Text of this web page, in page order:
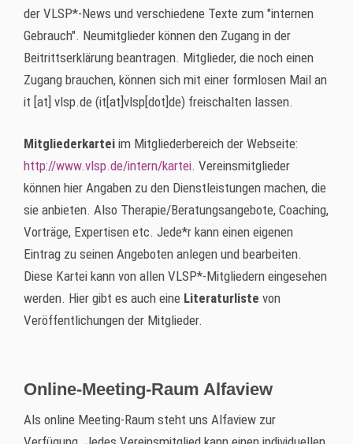
der VLSP*-News und verschiedene Texte zum "internen
Gebrauch". Neumitglieder können den Zugang in der
Beitrittserklärung beantragen. Mitglieder, die noch einen
Zugang brauchen, können sich mit einer formlosen Mail an
it [at] vlsp.de (it[at]vlsp[dot]de) freischalten lassen.
Mitgliederkartei im Mitgliederbereich der Webseite:
http://www.vlsp.de/intern/kartei. Vereinsmitglieder
können hier Angaben zu den Dienstleistungen machen, die
sie anbieten. Also Therapie/Beratungsangebote, Coaching,
Vorträge, Expertisen etc. Jede*r kann einen eigenen
Eintrag zu seinen Angeboten anlegen und bearbeiten.
Diese Kartei kann von allen VLSP*-Mitgliedern eingesehen
werden. Hier gibt es auch eine Literaturliste von
Veröffentlichungen der Mitglieder.
Online-Meeting-Raum Alfaview
Als online Meeting-Raum steht uns Alfaview zur